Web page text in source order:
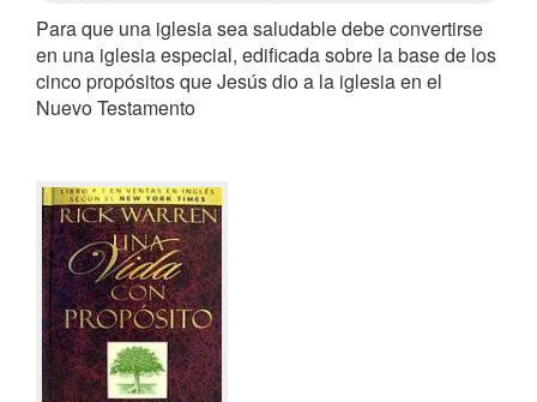
Para que una iglesia sea saludable debe convertirse
en una iglesia especial, edificada sobre la base de los
cinco propósitos que Jesús dio a la iglesia en el
Nuevo Testamento